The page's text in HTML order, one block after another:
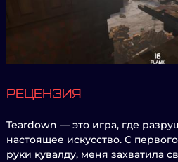
РЕЦЕНЗИЯ
Teardown — это игра, где
настоящее искусство. С
руки кувалду, меня захватила